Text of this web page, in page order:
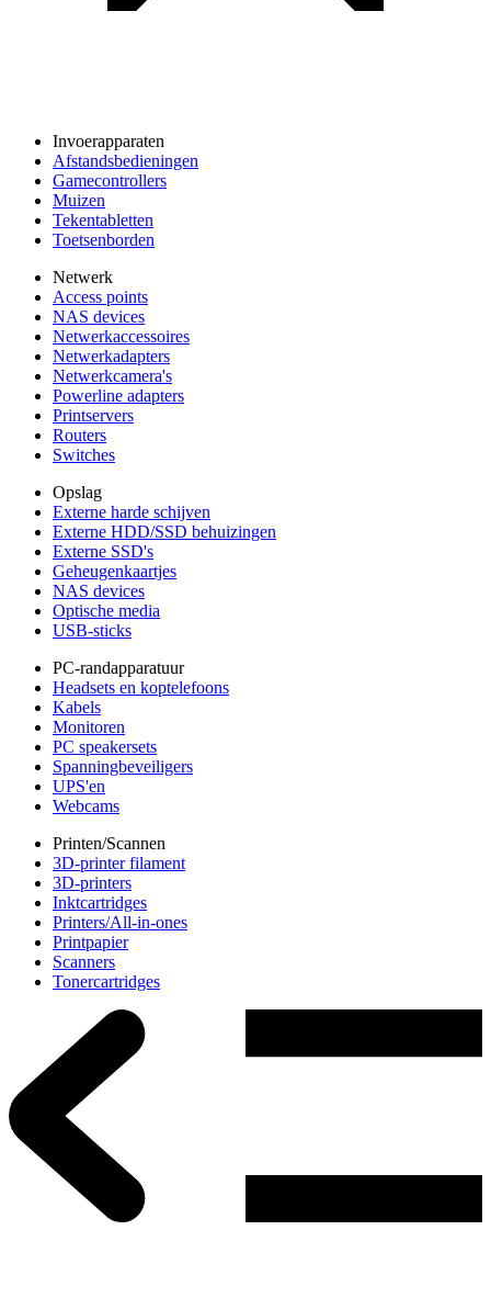
Invoerapparaten
Afstandsbedieningen
Gamecontrollers
Muizen
Tekentabletten
Toetsenborden
Netwerk
Access points
NAS devices
Netwerkaccessoires
Netwerkadapters
Netwerkcamera's
Powerline adapters
Printservers
Routers
Switches
Opslag
Externe harde schijven
Externe HDD/SSD behuizingen
Externe SSD's
Geheugenkaartjes
NAS devices
Optische media
USB-sticks
PC-randapparatuur
Headsets en koptelefoons
Kabels
Monitoren
PC speakersets
Spanningbeveiligers
UPS'en
Webcams
Printen/Scannen
3D-printer filament
3D-printers
Inktcartridges
Printers/All-in-ones
Printpapier
Scanners
Tonercartridges